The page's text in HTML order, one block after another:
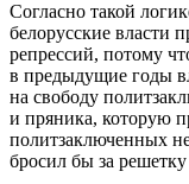
Согласно такой
белорусские власти
репрессий, потому
в предыдущие годы
на свободу
и пряника, которую
политзаключенных
бросил бы за